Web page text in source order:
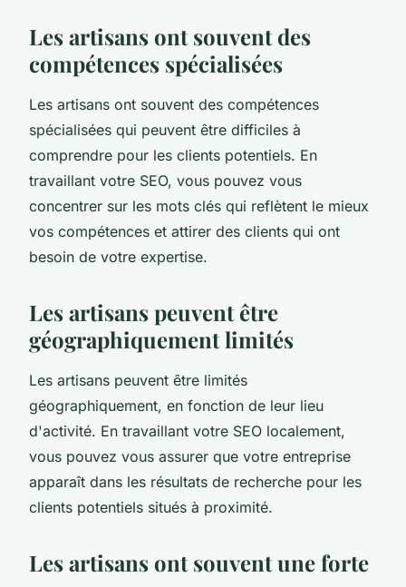
Les artisans ont souvent des
compétences spécialisées
Les artisans ont souvent des compétences
spécialisées qui peuvent être difficiles à
comprendre pour les clients potentiels. En
travaillant votre SEO, vous pouvez vous
concentrer sur les mots clés qui reflètent le mieux
vos compétences et attirer des clients qui ont
besoin de votre expertise.
Les artisans peuvent être
géographiquement limités
Les artisans peuvent être limités
géographiquement, en fonction de leur lieu
d'activité. En travaillant votre SEO localement,
vous pouvez vous assurer que votre entreprise
apparaît dans les résultats de recherche pour les
clients potentiels situés à proximité.
Les artisans ont souvent une forte